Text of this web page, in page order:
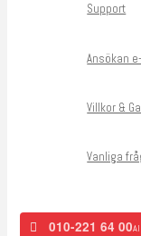
Support
Ansökan
Villkor &
Vanliga
010-221 64 00